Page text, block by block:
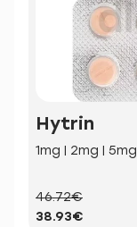
Hytrin
1mg | 2mg | 5mg
46.72€
38.93€